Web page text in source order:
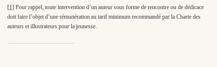
[1] Pour rappel, toute intervention d’un auteur sous forme de rencontre ou de dédicace
doit faire l’objet d’une rémunération au tarif minimum recommandé par la Charte des
auteurs et illustrateurs pour la jeunesse.